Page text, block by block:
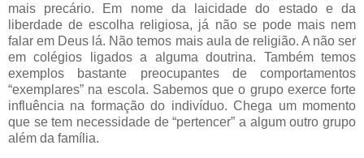
mais precário. Em nome da laicidade do estado e da
liberdade de escolha religiosa, já não se pode mais nem
falar em Deus lá. Não temos mais aula de religião. A não ser
em colégios ligados a alguma doutrina. Também temos
exemplos bastante preocupantes de comportamentos
“exemplares” na escola. Sabemos que o grupo exerce forte
influência na formação do indivíduo. Chega um momento
que se tem necessidade de “pertencer” a algum outro grupo
além da família.